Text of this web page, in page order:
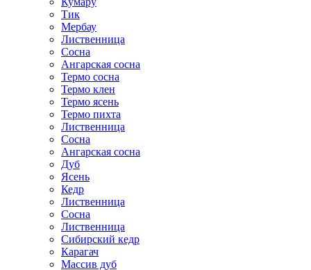
Тик
Мербау
Лиственница
Сосна
Ангарская сосна
Термо сосна
Термо клен
Термо ясень
Термо пихта
Лиственница
Сосна
Ангарская сосна
Дуб
Ясень
Кедр
Лиственница
Сосна
Лиственница
Сибирский кедр
Карагач
Массив дуб